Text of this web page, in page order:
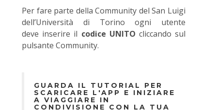
Per fare parte della Community del San Luigi
dell’Università di Torino ogni utente
deve inserire il codice UNITO cliccando sul
pulsante Community.
GUARDA IL TUTORIAL PER
SCARICARE L'APP E INIZIARE
A VIAGGIARE IN
CONDIVISIONE CON LA TUA